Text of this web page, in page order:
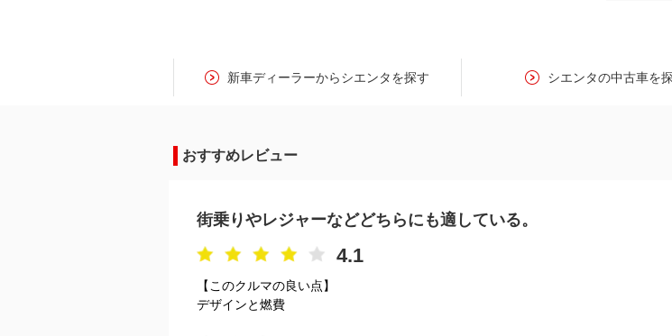
新車ディーラーからシエンタを探す シエンタの中古車を
おすすめレビュー
街乗りやレジャーなどどちらにも適している。
4.1
【このクルマの良い点】
デザインと燃費